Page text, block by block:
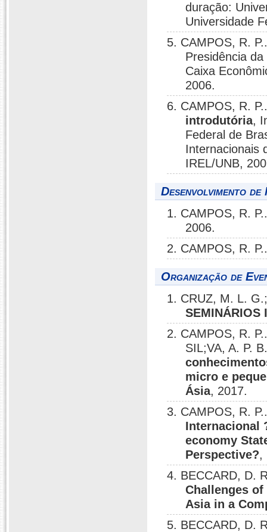
duração:
Universidade
5. CAMPOS, R.
Presidência
Caixa
2006.
6. CAMPOS, R.
introdutória,
Federal de
Internacionais
IREL/UNB,
Desenvolvimento
1. CAMPOS, R.
2006.
2. CAMPOS, R.
Organização de
1. CRUZ, M. L.
SEMINÁRIOS
2. CAMPOS, R.
SIL;VA, A. P.
micro e
Ásia, 2017.
3. CAMPOS, R.
Internacional
economy
Perspective?,
4. BECCARD, D.
Challenges
Asia in a
5. BECCARD, D.